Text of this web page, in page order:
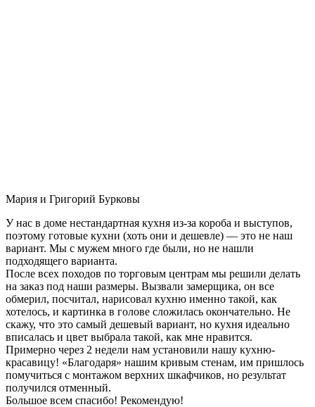
Мария и Григорий Бурковы
У нас в доме нестандартная кухня из-за короба и выступов,
поэтому готовые кухни (хоть они и дешевле) — это не наш
вариант. Мы с мужем много где были, но не нашли
подходящего варианта.
После всех походов по торговым центрам мы решили делать
на заказ под наши размеры. Вызвали замерщика, он все
обмерил, посчитал, нарисовал кухню именно такой, как
хотелось, и картинка в голове сложилась окончательно. Не
скажу, что это самый дешевый вариант, но кухня идеально
вписалась и цвет выбрала такой, как мне нравится.
Примерно через 2 недели нам установили нашу кухню-
красавицу! «Благодаря» нашим кривым стенам, им пришлось
помучиться с монтажом верхних шкафчиков, но результат
получился отменный.
Большое всем спасибо! Рекомендую!